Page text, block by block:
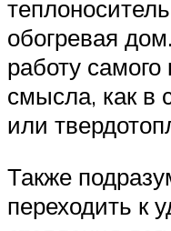
обогревая
работу
смысла, как в
или
Также
переходить к